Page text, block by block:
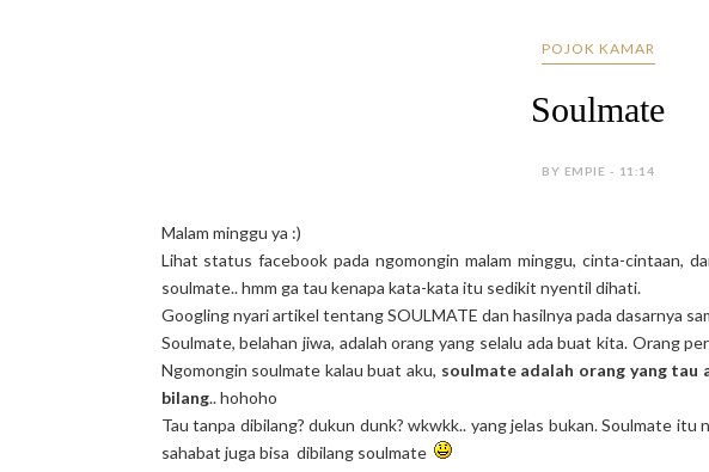
POJOK KAMAR
Soulmate
BY EMPIE - 11:14
Malam minggu ya :)
Lihat status facebook pada ngomongin malam minggu, cinta-cintaan,
soulmate.. hmm ga tau kenapa kata-kata itu sedikit nyentil dihati.
Googling nyari artikel tentang SOULMATE dan hasilnya pada dasarnya
Soulmate, belahan jiwa, adalah orang yang selalu ada buat kita. Orang
Ngomongin soulmate kalau buat aku, soulmate adalah orang yang tau
bilang.. hohoho
Tau tanpa dibilang? dukun dunk? wkwkk.. yang jelas bukan. Soulmate itu
sahabat juga bisa dibilang soulmate